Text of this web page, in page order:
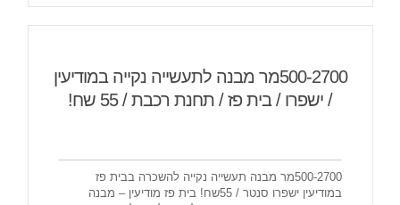
500-2700מר מבנה לתעשייה נקייה במודיעין
/ ישפרו / בית פז / תחנת רכבת / 55 שח!
500-2700מר מבנה תעשייה נקייה להשכרה בבית פז
במודיעין ישפרו סנטר / 55שח! בית פז מודיעין – מבנה